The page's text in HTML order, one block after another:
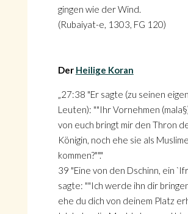
gingen wie der Wind.
(Rubaiyat-e, 1303, FG 120)
Der Heilige Koran
„27:38 "Er sagte (zu seinen
Leuten): ""Ihr Vornehmen
von euch bringt mir den Thron
Königin, noch ehe sie als
kommen?""."
39 "Eine von den Dschinn, ein
sagte: ""Ich werde ihn dir
ehe du dich von deinem Platz